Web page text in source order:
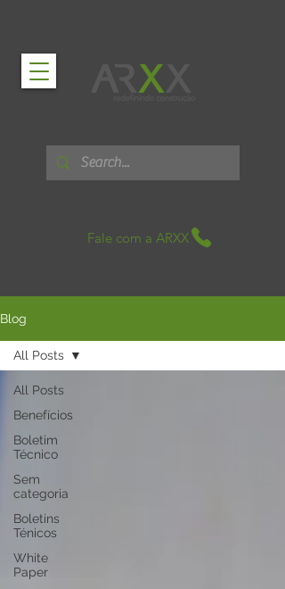
Fale com a ARXX
Blog
All Posts
Benefícios
Boletim
Técnico
Sem
categoria
Boletins
Ténicos
White
Paper
All Posts